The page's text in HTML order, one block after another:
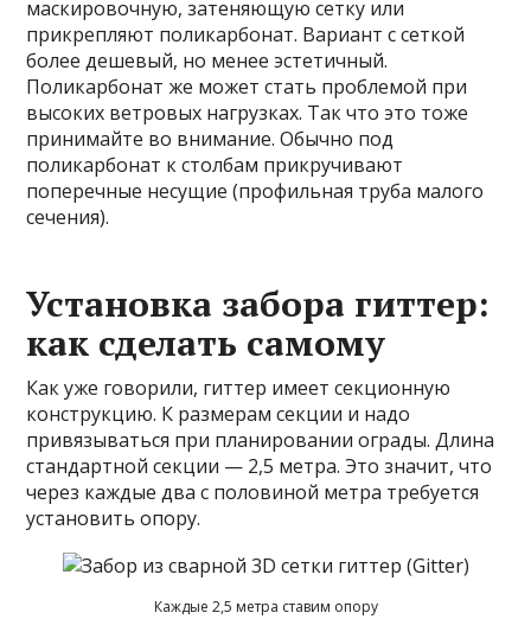
маскировочную, затеняющую сетку или
прикрепляют поликарбонат. Вариант с сеткой
более дешевый, но менее эстетичный.
Поликарбонат же может стать проблемой при
высоких ветровых нагрузках. Так что это тоже
принимайте во внимание. Обычно под
поликарбонат к столбам прикручивают
поперечные несущие (профильная труба малого
сечения).
Установка забора гиттер:
как сделать самому
Как уже говорили, гиттер имеет секционную
конструкцию. К размерам секции и надо
привязываться при планировании ограды. Длина
стандартной секции — 2,5 метра. Это значит, что
через каждые два с половиной метра требуется
установить опору.
Каждые 2,5 метра ставим опору